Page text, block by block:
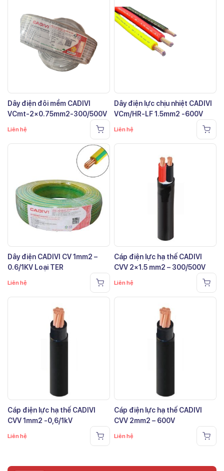
Dây điện đôi mềm CADIVI
VCmt-2×0.75mm2-300/500V
Liên hệ
Dây điện lực chịu nhiệt CADIVI
VCm/HR-LF 1.5mm2 -600V
Liên hệ
Dây điện CADIVI CV 1mm2 –
0.6/1KV Loại TER
Liên hệ
Cáp điện lực hạ thế CADIVI
CVV 2×1.5 mm2 – 300/500V
Liên hệ
Cáp điện lực hạ thế CADIVI
CVV 1mm2 -0,6/1kV
Liên hệ
Cáp điện lực hạ thế CADIVI
CVV 2mm2 – 600V
Liên hệ